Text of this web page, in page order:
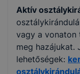
Aktív
vagy a vonaton
meg hazájukat.
lehetőségek: